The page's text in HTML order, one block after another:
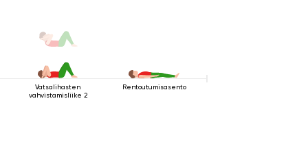
Vatsalihasten
vahvistamisliike 2
Rentoutumisasento